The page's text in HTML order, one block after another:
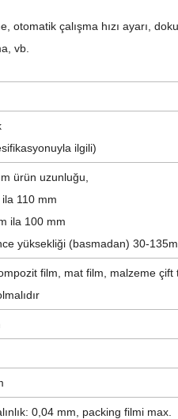
çalışma hızı ayarı,
vb.
ilgili)
ürün uzunluğu,
110 mm
ila 100 mm
yüksekliği (basmadan) 30-
film, mat film, malzeme çift
0,04 mm, packing filmi max.